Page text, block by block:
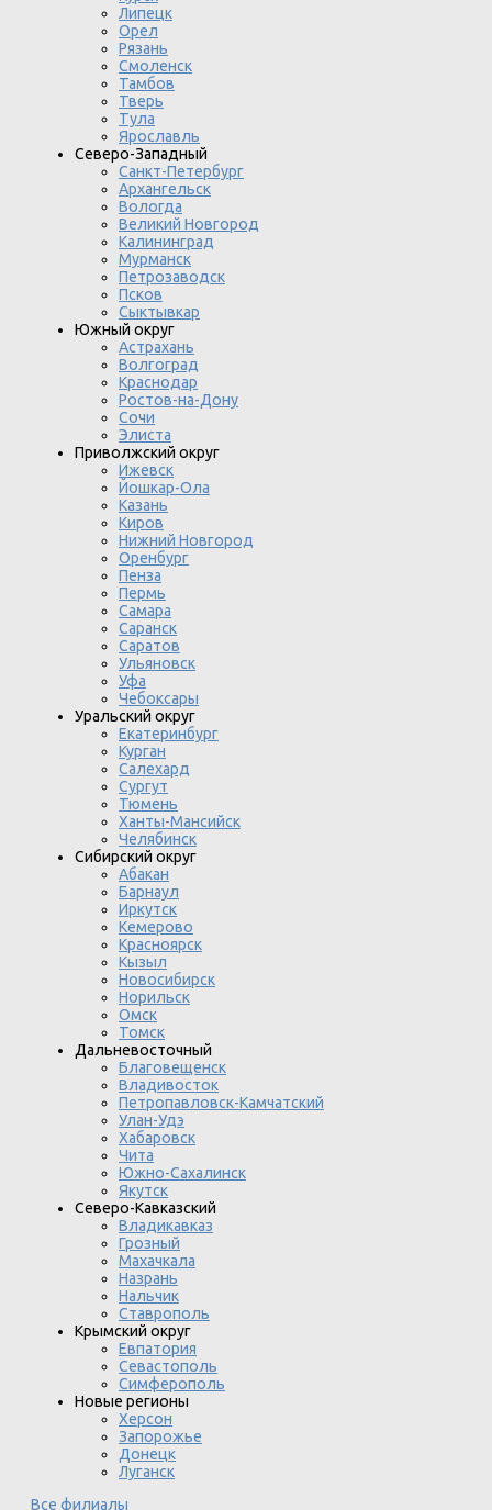
Липецк
Орел
Рязань
Смоленск
Тамбов
Тверь
Тула
Ярославль
Северо-Западный
Санкт-Петербург
Архангельск
Вологда
Великий Новгород
Калининград
Мурманск
Петрозаводск
Псков
Сыктывкар
Южный округ
Астрахань
Волгоград
Краснодар
Ростов-на-Дону
Сочи
Элиста
Приволжский округ
Ижевск
Йошкар-Ола
Казань
Киров
Нижний Новгород
Оренбург
Пенза
Пермь
Самара
Саранск
Саратов
Ульяновск
Уфа
Чебоксары
Уральский округ
Екатеринбург
Курган
Салехард
Сургут
Тюмень
Ханты-Мансийск
Челябинск
Сибирский округ
Абакан
Барнаул
Иркутск
Кемерово
Красноярск
Кызыл
Новосибирск
Норильск
Омск
Томск
Дальневосточный
Благовещенск
Владивосток
Петропавловск-Камчатский
Улан-Удэ
Хабаровск
Чита
Южно-Сахалинск
Якутск
Северо-Кавказский
Владикавказ
Грозный
Махачкала
Назрань
Нальчик
Ставрополь
Крымский округ
Евпатория
Севастополь
Симферополь
Новые регионы
Херсон
Запорожье
Донецк
Луганск
Все филиалы